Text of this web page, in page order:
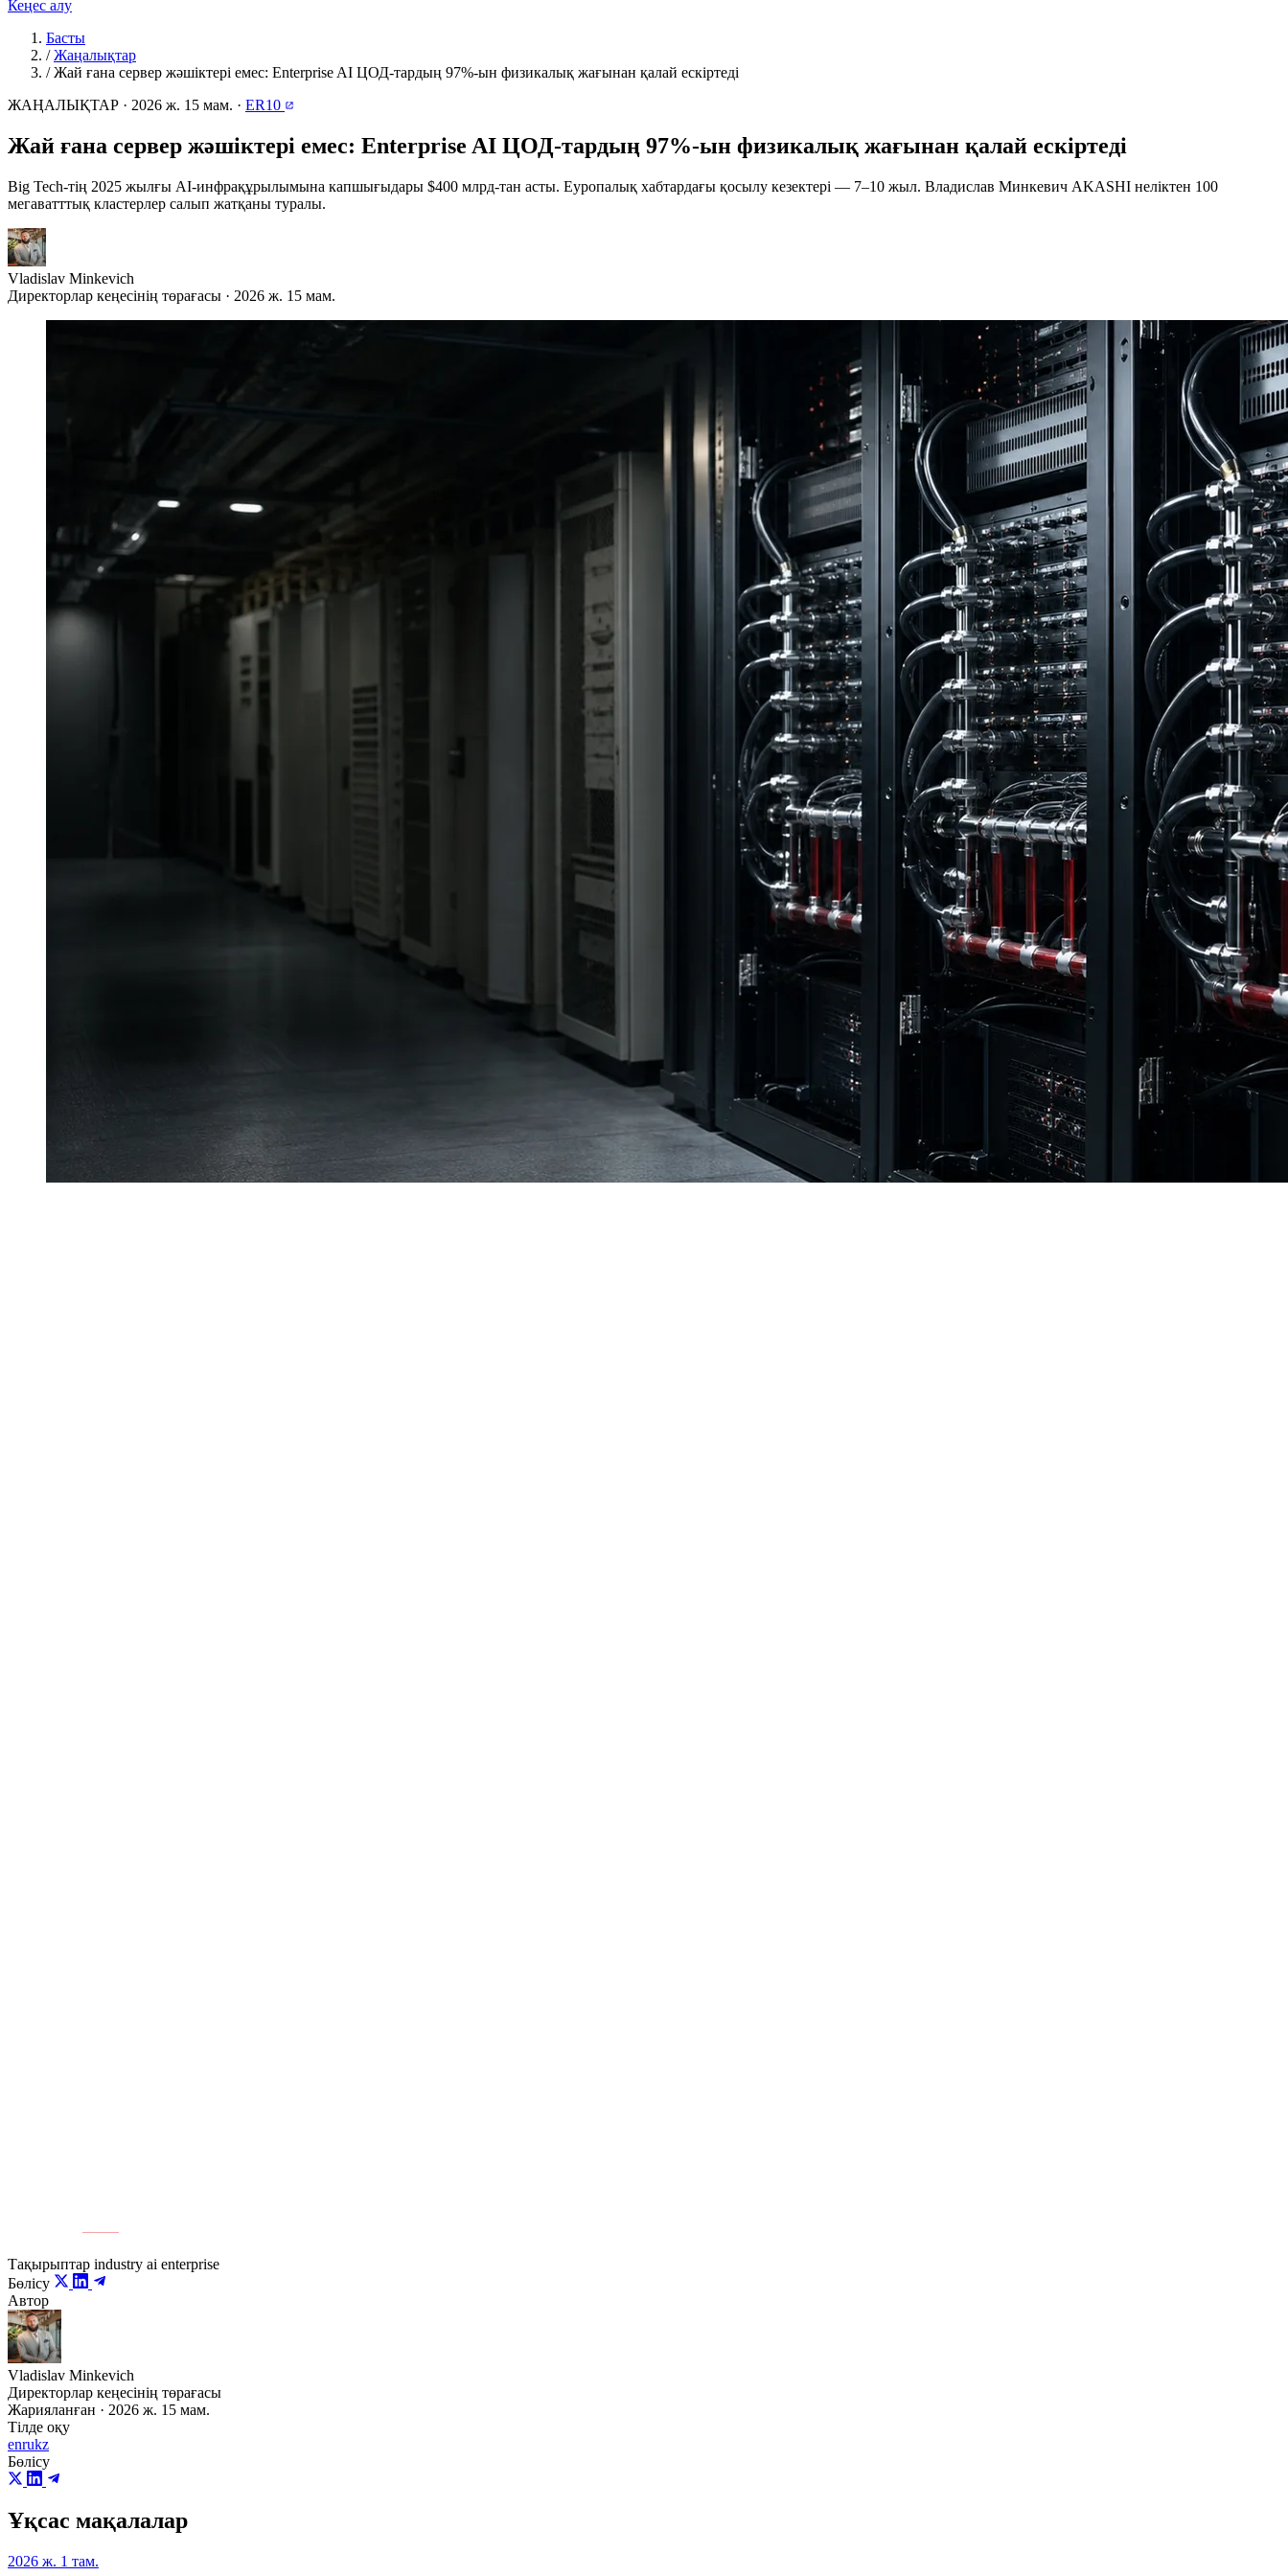
Кеңес алу
Басты
/ Жаңалықтар
/ Жай ғана сервер жәшіктері емес: Enterprise AI ЦОД-тардың 97%-ын физикалық жағынан қалай ескіртеді
ЖАҢАЛЫҚТАР · 2026 ж. 15 мам. · ER10
Жай ғана сервер жәшіктері емес: Enterprise AI ЦОД-тардың 97%-ын физикалық жағынан қалай ескіртеді
Big Tech-тің 2025 жылғы AI-инфрақұрылымына капшығыдары $400 млрд-тан асты. Еуропалық хабтардағы қосылу кезектері — 7–10 жыл. Владислав Минкевич AKASHI неліктен 100
мегаватттық кластерлер салып жатқаны туралы.
Vladislav Minkevich
Директорлар кеңесінің төрағасы · 2026 ж. 15 мам.
Тақырыптар industry ai enterprise
Бөлісу
Автор
Vladislav Minkevich
Директорлар кеңесінің төрағасы
Жарияланған · 2026 ж. 15 мам.
Тілде оқу
enrukz
Бөлісу
Ұқсас мақалалар
2026 ж. 1 там.